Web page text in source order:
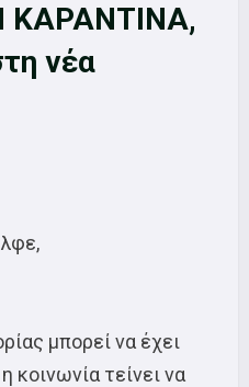
ΚΑΡΑΝΤΙΝΑ,
νέα
μπορεί να έχει
κοινωνία τείνει να